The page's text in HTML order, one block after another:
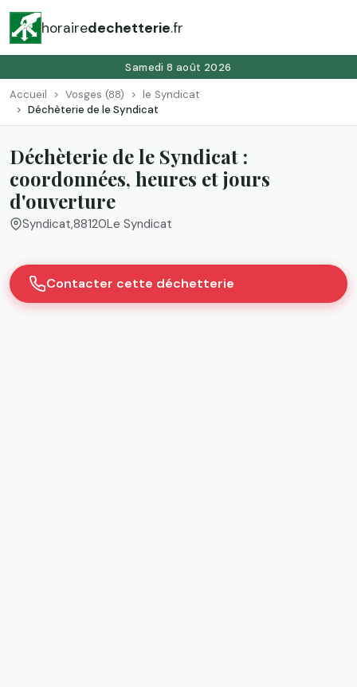
horairedechetterie.fr
Samedi 8 août 2026
Accueil Vosges (88)
le Syndicat
Déchèterie de le Syndicat
Déchèterie de le Syndicat :
coordonnées, heures et jours
d'ouverture
Syndicat,88120Le Syndicat
Contacter cette déchetterie